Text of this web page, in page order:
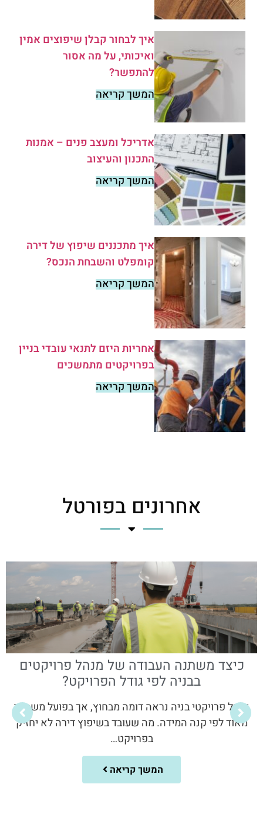
איך לבחור קבלן שיפוצים אמין
ואיכותי, על מה אסור
להתפשר?
המשך קריאה
אדריכל ומעצב פנים – אמנות
התכנון והעיצוב
המשך קריאה
איך מתכננים שיפוץ של דירה
קומפלט והשבחת הנכס?
המשך קריאה
אחריות היזם לתנאי עובדי בניין
בפרויקטים מתמשכים
המשך קריאה
אחרונים בפורטל
כיצד משתנה העבודה של מנהל פרויקטים
בבניה לפי גודל הפרויקט?
ניהול פרויקטי בניה נראה דומה מבחוץ, אך בפועל משתנה
מאוד לפי קנה המידה. מה שעובד בשיפוץ דירה לא יחזיק
בפרויקט…
המשך קריאה